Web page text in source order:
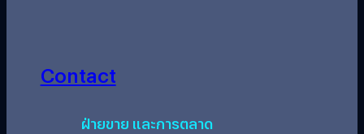
Contact
ฝ่ายขาย และการตลาด